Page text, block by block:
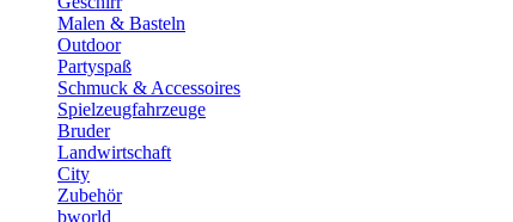
Malen & Basteln
Outdoor
Partyspaß
Schmuck & Accessoires
Spielzeugfahrzeuge
Bruder
Landwirtschaft
City
Zubehör
bworld